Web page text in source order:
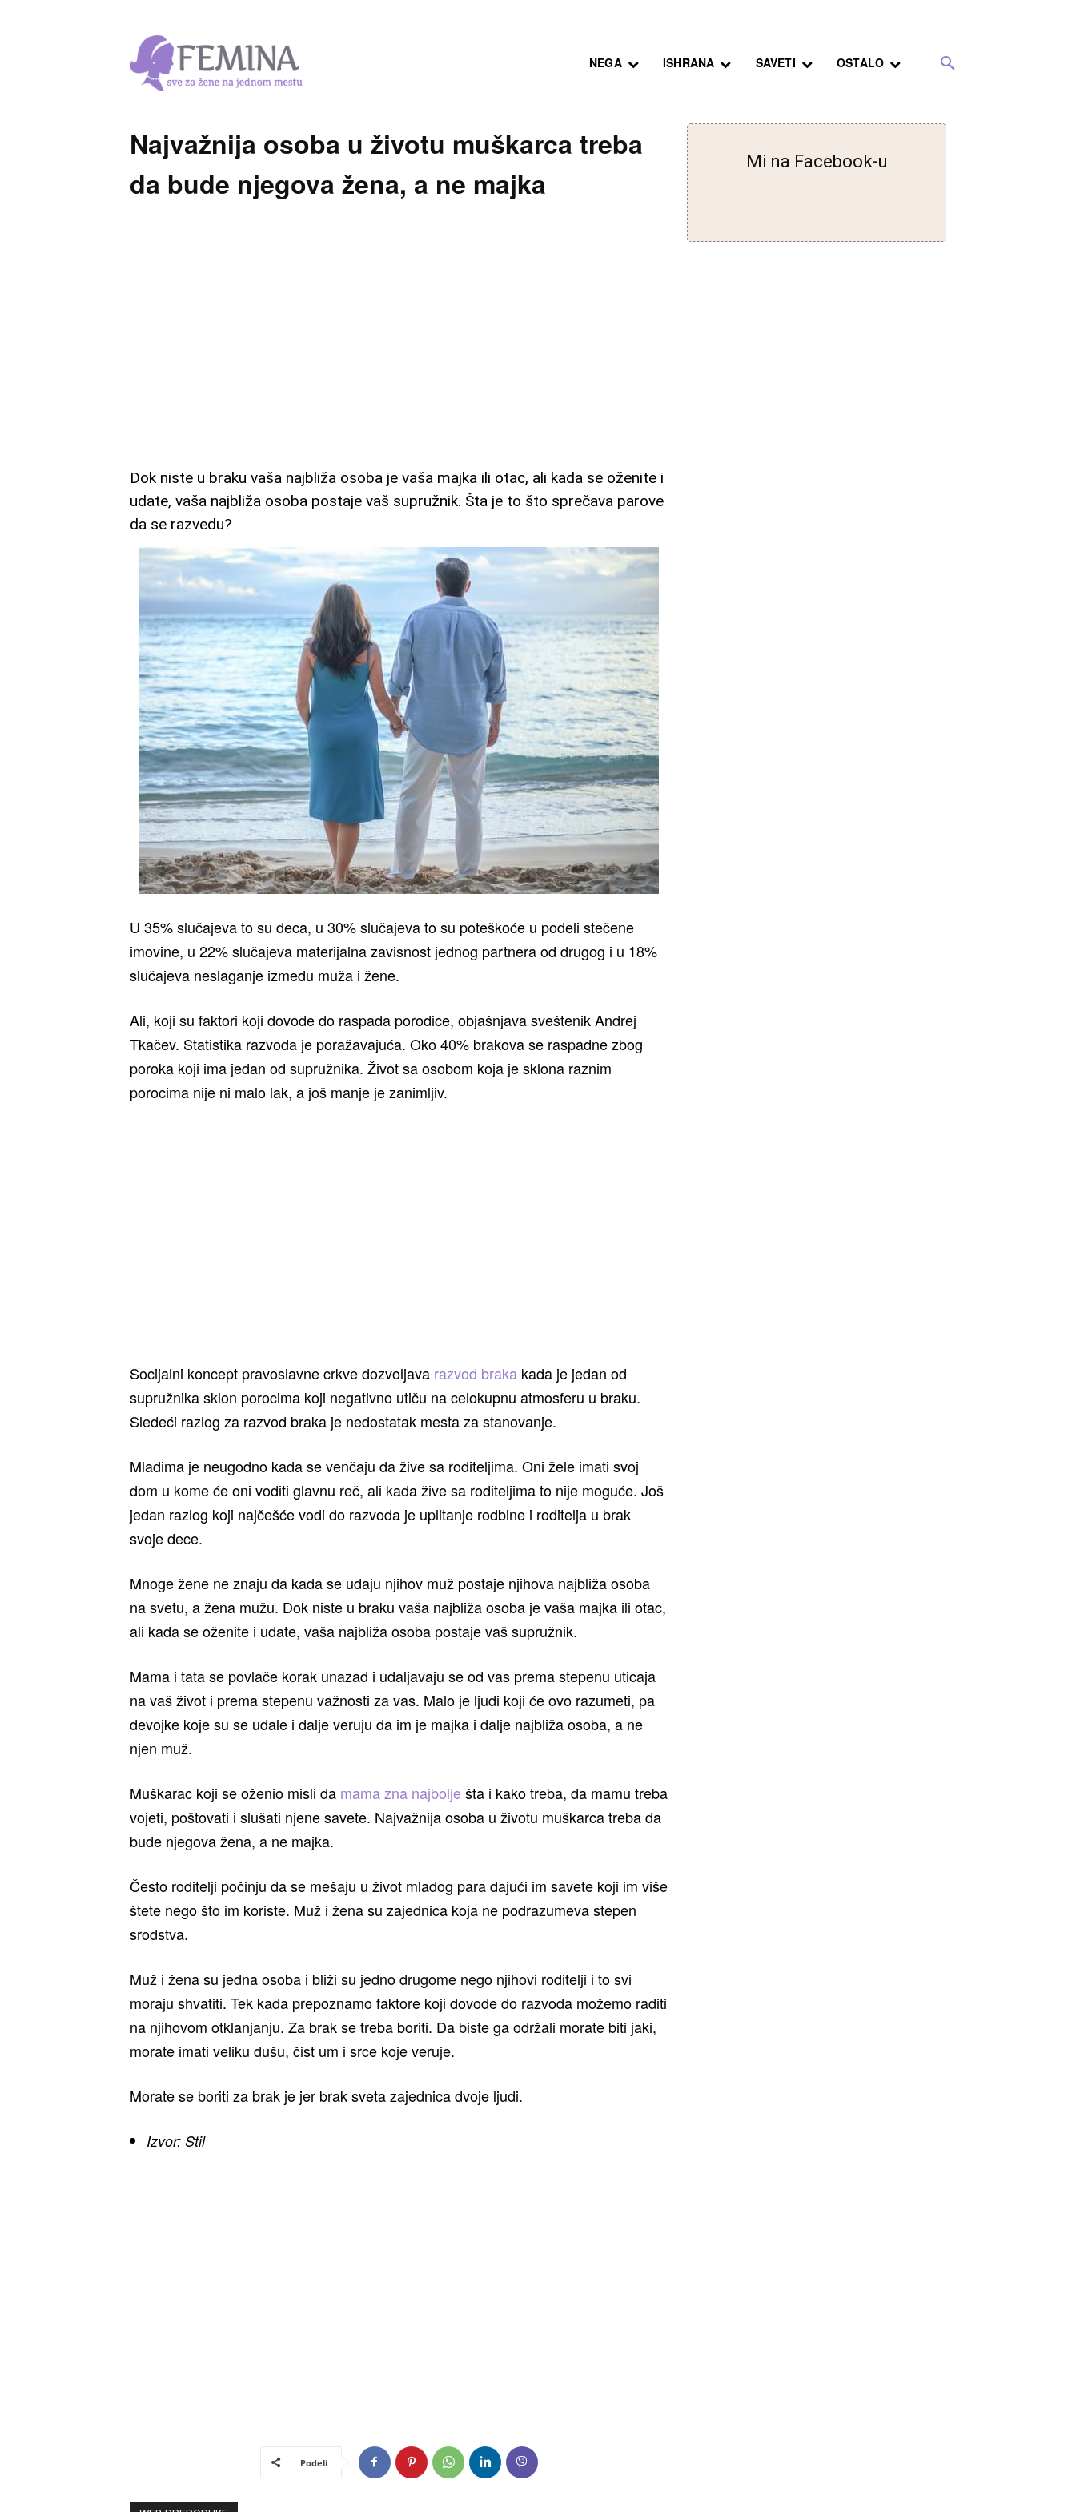
NEGA ISHRANA SAVETI OSTALO
Najvažnija osoba u životu muškarca treba
da bude njegova žena, a ne majka
Dok niste u braku vaša najbliža osoba je vaša majka ili otac, ali kada se oženite i
udate, vaša najbliža osoba postaje vaš supružnik. Šta je to što sprečava parove
da se razvedu?
U 35% slučajeva to su deca, u 30% slučajeva to su poteškoće u podeli stečene
imovine, u 22% slučajeva materijalna zavisnost jednog partnera od drugog i u 18%
slučajeva neslaganje između muža i žene.
Ali, koji su faktori koji dovode do raspada porodice, objašnjava sveštenik Andrej
Tkačev. Statistika razvoda je poražavajuća. Oko 40% brakova se raspadne zbog
poroka koji ima jedan od supružnika. Život sa osobom koja je sklona raznim
porocima nije ni malo lak, a još manje je zanimljiv.
Socijalni koncept pravoslavne crkve dozvoljava razvod braka kada je jedan od
supružnika sklon porocima koji negativno utiču na celokupnu atmosferu u braku.
Sledeći razlog za razvod braka je nedostatak mesta za stanovanje.
Mladima je neugodno kada se venčaju da žive sa roditeljima. Oni žele imati svoj
dom u kome će oni voditi glavnu reč, ali kada žive sa roditeljima to nije moguće. Još
jedan razlog koji najčešće vodi do razvoda je uplitanje rodbine i roditelja u brak
svoje dece.
Mnoge žene ne znaju da kada se udaju njihov muž postaje njihova najbliža osoba
na svetu, a žena mužu. Dok niste u braku vaša najbliža osoba je vaša majka ili otac,
ali kada se oženite i udate, vaša najbliža osoba postaje vaš supružnik.
Mama i tata se povlače korak unazad i udaljavaju se od vas prema stepenu uticaja
na vaš život i prema stepenu važnosti za vas. Malo je ljudi koji će ovo razumeti, pa
devojke koje su se udale i dalje veruju da im je majka i dalje najbliža osoba, a ne
njen muž.
Muškarac koji se oženio misli da mama zna najbolješta i kako treba, da mamu treba
vojeti, poštovati i slušati njene savete. Najvažnija osoba u životu muškarca treba da
bude njegova žena, a ne majka.
Često roditelji počinju da se mešaju u život mladog para dajući im savete koji im više
štete nego što im koriste. Muž i žena su zajednica koja ne podrazumeva stepen
srodstva.
Muž i žena su jedna osoba i bliži su jedno drugome nego njihovi roditelji i to svi
moraju shvatiti. Tek kada prepoznamo faktore koji dovode do razvoda možemo raditi
na njihovom otklanjanju. Za brak se treba boriti. Da biste ga održali morate biti jaki,
morate imati veliku dušu, čist um i srce koje veruje.
Morate se boriti za brak je jer brak sveta zajednica dvoje ljudi.
Izvor: Stil
Podeli
Mi na Facebook-u